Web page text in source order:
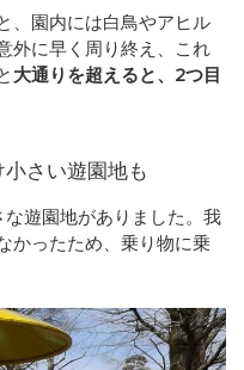
、園内には白鳥やアヒル
外に早く周り終え、これ
大通りを超えると、2つ目
さい遊園地も
遊園地がありました。我
かったため、乗り物に乗